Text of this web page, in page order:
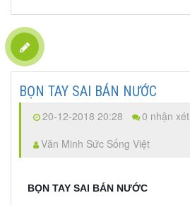
BỌN TAY SAI BÁN NƯỚC
20-12-2018 20:28 0 nhận xét
Văn Minh Sức Sống Việt
BỌN TAY SAI BÁN NƯỚC